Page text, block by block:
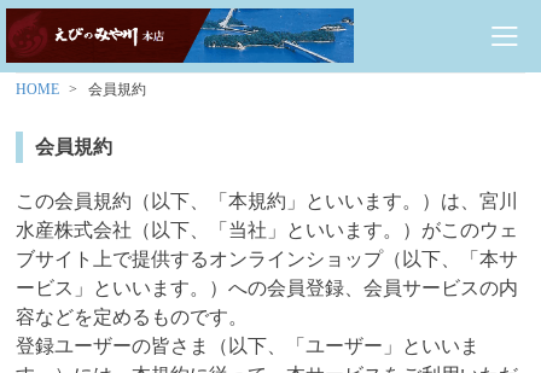
HOME 会員規約
会員規約
この会員規約（以下、「本規約」といいます。）は、宮川
水産株式会社（以下、「当社」といいます。）がこのウェ
ブサイト上で提供するオンラインショップ（以下、「本サ
ービス」といいます。）への会員登録、会員サービスの内
容などを定めるものです。
登録ユーザーの皆さま（以下、「ユーザー」といいま